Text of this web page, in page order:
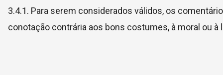
3.4.1. Para serem considerados válidos, os
conotação contrária aos bons costumes, à moral ou